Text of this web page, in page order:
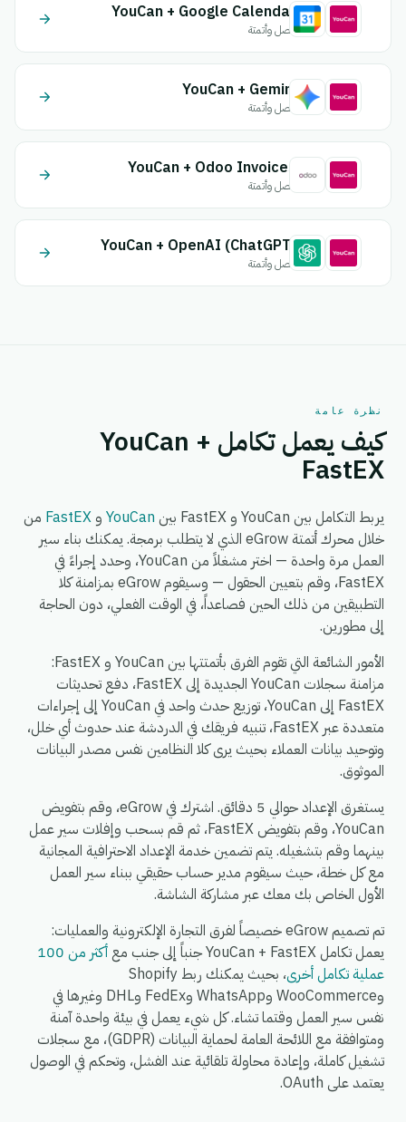
YouCan + Google Calendar
اتصل وأتمتة
YouCan + Gemini
اتصل وأتمتة
YouCan + Odoo Invoices
اتصل وأتمتة
YouCan + OpenAI (ChatGPT)
اتصل وأتمتة
نظرة عامة
كيف يعمل تكامل YouCan +
FastEX
يربط التكامل بين YouCan و FastEX بين YouCan و FastEX من
خلال محرك أتمتة eGrow الذي لا يتطلب برمجة. يمكنك بناء سير
العمل مرة واحدة — اختر مشغلاً من YouCan، وحدد إجراءً في
FastEX، وقم بتعيين الحقول — وسيقوم eGrow بمزامنة كلا
التطبيقين من ذلك الحين فصاعداً، في الوقت الفعلي، دون الحاجة
إلى مطورين.
الأمور الشائعة التي تقوم الفرق بأتمتتها بين YouCan و FastEX:
مزامنة سجلات YouCan الجديدة إلى FastEX، دفع تحديثات
FastEX إلى YouCan، توزيع حدث واحد في YouCan إلى إجراءات
متعددة عبر FastEX، تنبيه فريقك في الدردشة عند حدوث أي خلل،
وتوحيد بيانات العملاء بحيث يرى كلا النظامين نفس مصدر البيانات
الموثوق.
يستغرق الإعداد حوالي 5 دقائق. اشترك في eGrow، وقم بتفويض
YouCan، وقم بتفويض FastEX، ثم قم بسحب وإفلات سير عمل
بينهما وقم بتشغيله. يتم تضمين خدمة الإعداد الاحترافية المجانية
مع كل خطة، حيث سيقوم مدير حساب حقيقي ببناء سير العمل
الأول الخاص بك معك عبر مشاركة الشاشة.
تم تصميم eGrow خصيصاً لفرق التجارة الإلكترونية والعمليات:
يعمل تكامل YouCan + FastEX جنباً إلى جنب مع
أكثر من 100
عملية تكامل أخرى
، بحيث يمكنك ربط Shopify
وWooCommerce وWhatsApp وFedEx وDHL وغيرها في
نفس سير العمل وقتما تشاء. كل شيء يعمل في بيئة واحدة آمنة
ومتوافقة مع اللائحة العامة لحماية البيانات (GDPR)، مع سجلات
تشغيل كاملة، وإعادة محاولة تلقائية عند الفشل، وتحكم في الوصول
يعتمد على OAuth.